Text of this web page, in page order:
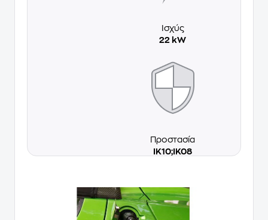
Ισχύς
22 kW
Προστασία
IK10;IK08